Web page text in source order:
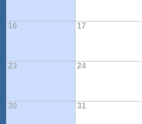
16 17
23 24
30 31